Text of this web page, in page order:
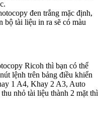
đen trắng mặc định,
bộ tài liệu in ra sẽ có màu
Ricoh thì bạn có thể
lệnh trên bảng điều khiển
1 A4, Khay 2 A3, Auto
nhỏ tài liệu thành 2 mặt thì